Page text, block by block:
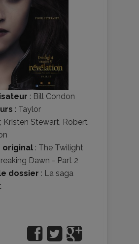
: Bill Condon
: Taylor
, Kristen Stewart, Robert
original : The Twilight
Dawn - Part 2
dossier : La saga